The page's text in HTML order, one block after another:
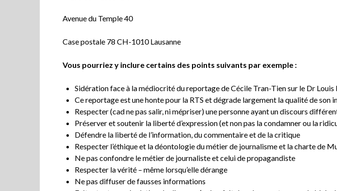
Avenue du Temple 40
Case postale 78 CH-1010 Lausanne
Vous pourriez y inclure certains des points suivants par exemple :
Sidération face à la médiocrité du reportage de Cécile Tran-Tien sur le Dr Louis
Ce reportage est une honte pour la RTS et dégrade largement la qualité de son
Respecter (cad ne pas salir, ni mépriser) une personne ayant un discours
Préserver et soutenir la liberté d’expression (et non pas la condamner ou la
Défendre la liberté de l’information, du commentaire et de la critique
Respecter l’éthique et la déontologie du métier de journalisme et la charte de
Ne pas confondre le métier de journaliste et celui de propagandiste
Respecter la vérité – même lorsqu’elle dérange
Ne pas diffuser de fausses informations